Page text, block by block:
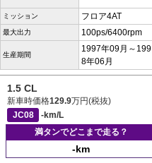
ミッション フロア4AT
最大出力 100ps/6400rpm
生産期間
1997年09月～199
8年06月
1.5 CL
新車時価格129.9万円(税抜)
JC08
-km/L
満タンでどこまで走る？
-km